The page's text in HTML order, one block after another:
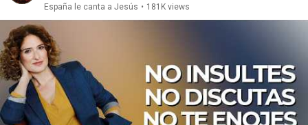
España le canta a Jesús • 181K views